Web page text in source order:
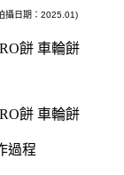
攝日期：2025.01)
過程